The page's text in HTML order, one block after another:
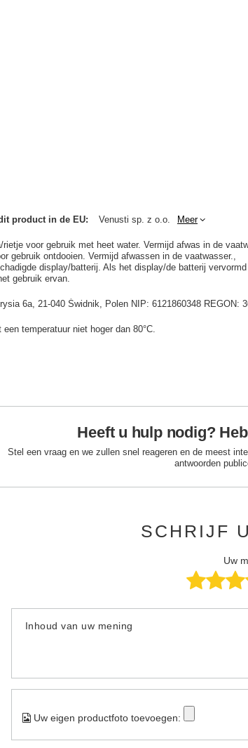
product in de EU Venusti sp. z o.o. Meer
voor gebruik met heet water. Vermijd afwas in de
gebruik ontdooien. Vermijd afwassen in de vaatwasser.
display/batterij. Als het display/de batterij
gebruik ervan.
6a, 21-040 Świdnik, Polen NIP: 6121860348 REGON:
temperatuur niet hoger dan 80°C.
Heeft u hulp nodig?
Stel een vraag en we zullen snel reageren en de meest
antwoorden
SCHRIJF
Uw
Inhoud van uw mening
Uw eigen productfoto toevoegen: